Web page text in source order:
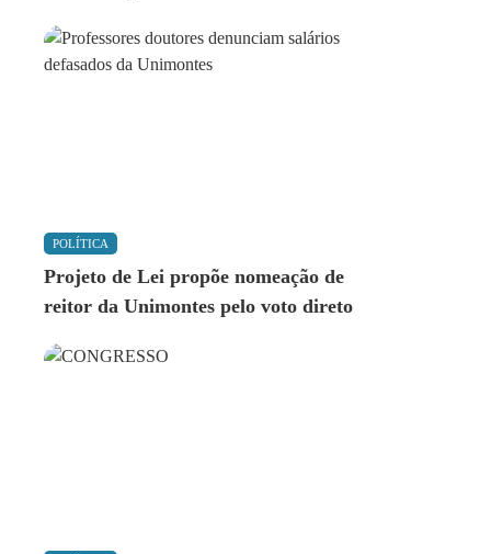
POLÍTICA
Projeto de Lei propõe nomeação de
reitor da Unimontes pelo voto direto